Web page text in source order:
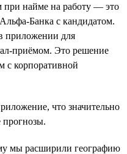
при найме на работу — это
Банка с кандидатом.
приложении для
приёмом. Это решение
с корпоративной
что значительно
мы расширили географию